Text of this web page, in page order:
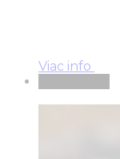
Viac info